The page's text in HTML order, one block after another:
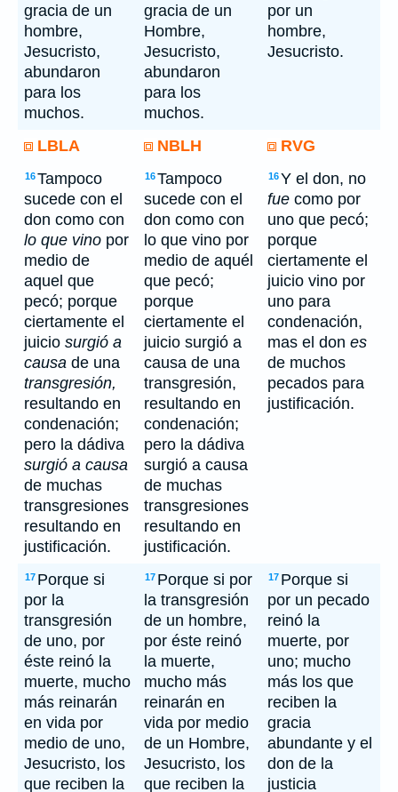
gracia de un
hombre,
Jesucristo,
abundaron
para los
muchos.
gracia de un
Hombre,
Jesucristo,
abundaron
para los
muchos.
por un
hombre,
Jesucristo.
LBLA NBLH RVG
16Tampoco
sucede con el
don como con
lo que vino por
medio de
aquel que
pecó; porque
ciertamente el
juicio surgió a
causa de una
transgresión,
resultando en
condenación;
pero la dádiva
surgió a causa
de muchas
transgresiones
resultando en
justificación.
16Tampoco
sucede con el
don como con
lo que vino por
medio de aquél
que pecó;
porque
ciertamente el
juicio surgió a
causa de una
transgresión,
resultando en
condenación;
pero la dádiva
surgió a causa
de muchas
transgresiones
resultando en
justificación.
16Y el don, no
fue como por
uno que pecó;
porque
ciertamente el
juicio vino por
uno para
condenación,
mas el don es
de muchos
pecados para
justificación.
17 Porque si
por la
transgresión
de uno, por
éste reinó la
muerte, mucho
más reinarán
en vida por
medio de uno,
Jesucristo, los
que reciben la
17 Porque si por
la transgresión
de un hombre,
por éste reinó
la muerte,
mucho más
reinarán en
vida por medio
de un Hombre,
Jesucristo, los
que reciben la
17 Porque si
por un pecado
reinó la
muerte, por
uno; mucho
más los que
reciben la
gracia
abundante y el
don de la
justicia